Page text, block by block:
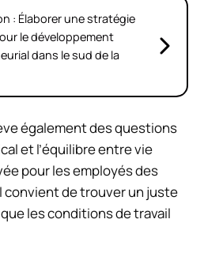
: Élaborer une stratégie
le développement
dans le sud de la
également des questions
et l’équilibre entre vie
pour les employés des
convient de trouver un juste
les conditions de travail